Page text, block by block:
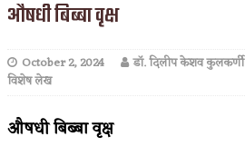
पाटलाची विहीर
औषधी बिब्बा वृक्ष
October 2, 2024 डॉ. दिलीप केशव कुलकर्णी
विशेष लेख
औषधी बिब्बा वृक्ष